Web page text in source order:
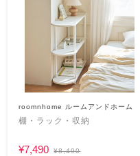
roomnhome ルームアンドホーム
棚・ラック・収納
¥7,490 ¥8,490